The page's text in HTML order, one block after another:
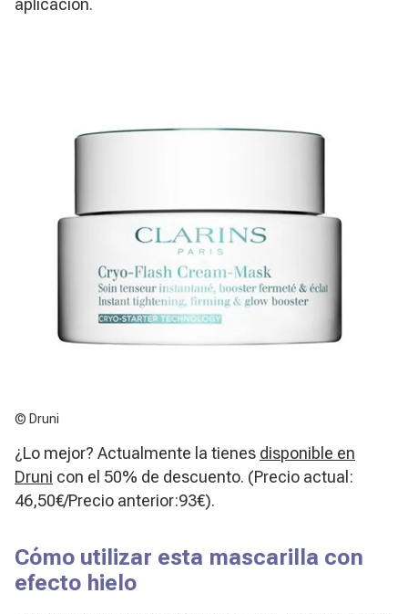
aplicación.
© Druni
¿Lo mejor? Actualmente la tienes disponible en
Druni con el 50% de descuento. (Precio actual:
46,50€/Precio anterior:93€).
Cómo utilizar esta mascarilla con
efecto hielo